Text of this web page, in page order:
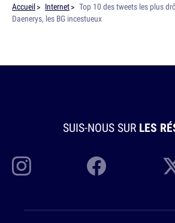
Accueil Internet
Top 10 des tweets les plus
Daenerys, les BG incestueux
SUIS-NOUS SUR LES